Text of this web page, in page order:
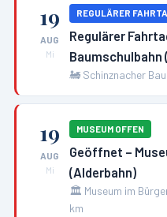
19
AUG
Mi
REGULÄRER
Regulärer
Baumschulbahn
🚂 Schinznacher
19
AUG
Mi
MUSEUM OFFEN
Geöffnet –
(Alderbahn)
🏛️ Museum im
km